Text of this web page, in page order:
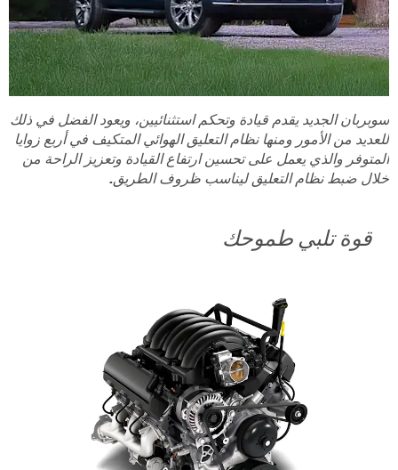
سوبربان الجديد يقدم قيادة وتحكم استثنائيين، ويعود الفضل في ذلك
للعديد من الأمور ومنها نظام التعليق الهوائي المتكيف في أربع زوايا
المتوفر والذي يعمل على تحسين ارتفاع القيادة وتعزيز الراحة من
خلال ضبط نظام التعليق ليناسب ظروف الطريق.
قوة تلبي طموحك